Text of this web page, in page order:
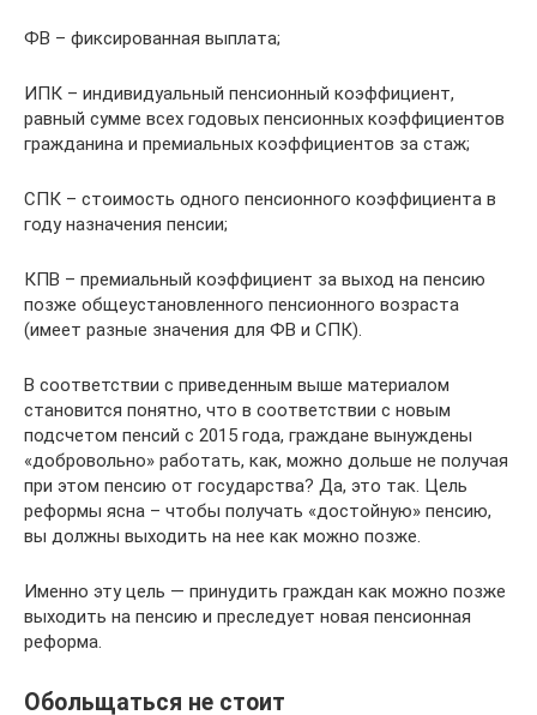
ФВ – фиксированная выплата;
ИПК – индивидуальный пенсионный коэффициент,
равный сумме всех годовых пенсионных коэффициентов
гражданина и премиальных коэффициентов за стаж;
СПК – стоимость одного пенсионного коэффициента в
году назначения пенсии;
КПВ – премиальный коэффициент за выход на пенсию
позже общеустановленного пенсионного возраста
(имеет разные значения для ФВ и СПК).
В соответствии с приведенным выше материалом
становится понятно, что в соответствии с новым
подсчетом пенсий с 2015 года, граждане вынуждены
«добровольно» работать, как, можно дольше не получая
при этом пенсию от государства? Да, это так. Цель
реформы ясна – чтобы получать «достойную» пенсию,
вы должны выходить на нее как можно позже.
Именно эту цель — принудить граждан как можно позже
выходить на пенсию и преследует новая пенсионная
реформа.
Обольщаться не стоит